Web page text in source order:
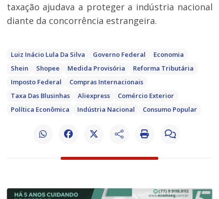
taxação ajudava a proteger a indústria nacional
diante da concorrência estrangeira.
Luiz Inácio Lula Da Silva Governo Federal
Economia
Shein
Shopee Medida Provisória
Reforma Tributária
Imposto Federal
Compras Internacionais
Taxa Das Blusinhas
Aliexpress
Comércio Exterior
Política Econômica
Indústria Nacional Consumo Popular